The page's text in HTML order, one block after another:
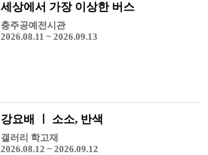
세상에서 가장 이상한 버스
충주공예전시관
2026.08.11 ~ 2026.09.13
강요배 ㅣ 소소, 반색
갤러리 학고재
2026.08.12 ~ 2026.09.12